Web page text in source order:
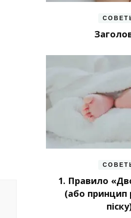
1. Правило
(або принцип